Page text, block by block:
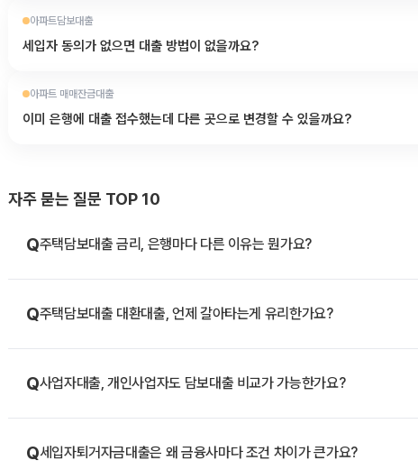
아파트담보대출
세입자 동의가 없으면 대출 방법이 없을까요?
아파트 매매잔금대출
이미 은행에 대출 접수했는데 다른 곳으로 변경할 수 있을까요?
자주 묻는 질문 TOP 10
Q주택담보대출 금리, 은행마다 다른 이유는 뭔가요?
Q주택담보대출 대환대출, 언제 갈아타는게 유리한가요?
Q사업자대출, 개인사업자도 담보대출 비교가 가능한가요?
Q세입자퇴거자금대출은 왜 금융사마다 조건 차이가 큰가요?